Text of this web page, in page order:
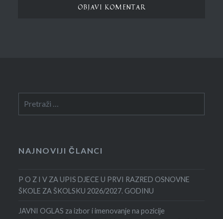
NAJNOVIJI ČLANCI
P O Z I V ZA UPIS DJECE U PRVI RAZRED OSNOVNE
ŠKOLE ZA ŠKOLSKU 2026/2027. GODINU
JAVNI OGLAS za izbor i imenovanje na pozicije